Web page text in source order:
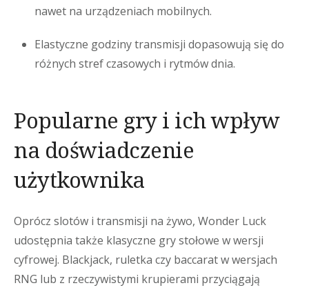
nawet na urządzeniach mobilnych.
Elastyczne godziny transmisji dopasowują się do
różnych stref czasowych i rytmów dnia.
Popularne gry i ich wpływ
na doświadczenie
użytkownika
Oprócz slotów i transmisji na żywo, Wonder Luck
udostępnia także klasyczne gry stołowe w wersji
cyfrowej. Blackjack, ruletka czy baccarat w wersjach
RNG lub z rzeczywistymi krupierami przyciągają